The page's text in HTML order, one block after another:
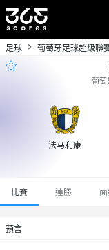
足球 葡萄牙足球超級聯
葡萄
法马利康
比賽 連勝
預言